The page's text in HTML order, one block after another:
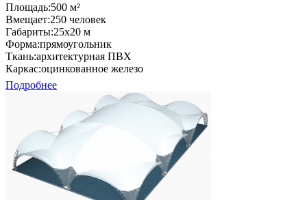
Площадь:500 м²
Вмещает:250 человек
Габариты:25x20 м
Форма:прямоугольник
Ткань:архитектурная ПВХ
Каркас:оцинкованное железо
Подробнее